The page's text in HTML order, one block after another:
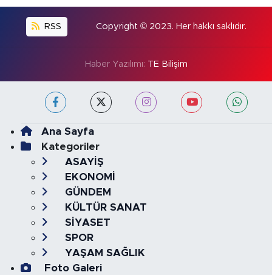
RSS Copyright © 2023. Her hakkı saklıdır.
Haber Yazılımı: TE Bilişim
Ana Sayfa
Kategoriler
ASAYİŞ
EKONOMİ
GÜNDEM
KÜLTÜR SANAT
SİYASET
SPOR
YAŞAM SAĞLIK
Foto Galeri